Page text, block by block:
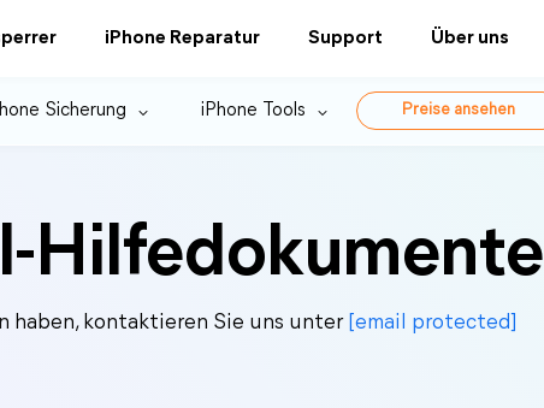
iPhone Reparatur Support Über uns
Sicherung iPhone Tools Preise ansehen
Hilfedokumente
haben, kontaktieren Sie uns unter [email protected]